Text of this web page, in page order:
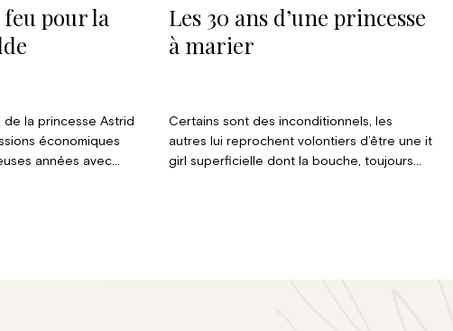
pour la
la princesse Astrid
économiques
années avec
Les 30 ans d’une princesse
à marier
Certains sont des inconditionnels, les
autres lui reprochent volontiers d’être une it
girl superficielle dont la bouche, toujours